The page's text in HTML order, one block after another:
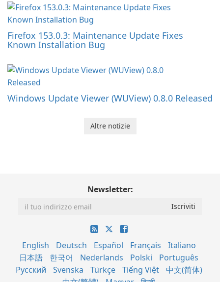
Firefox 153.0.3: Maintenance Update Fixes
Known Installation Bug
Windows Update Viewer (WUView) 0.8.0 Released
Altre notizie
Newsletter:
English Deutsch Español Français
Italiano
日本語
한국어 Nederlands Polski
Português
Русский
Svenska Türkçe Tiếng Việt
中文(简体)